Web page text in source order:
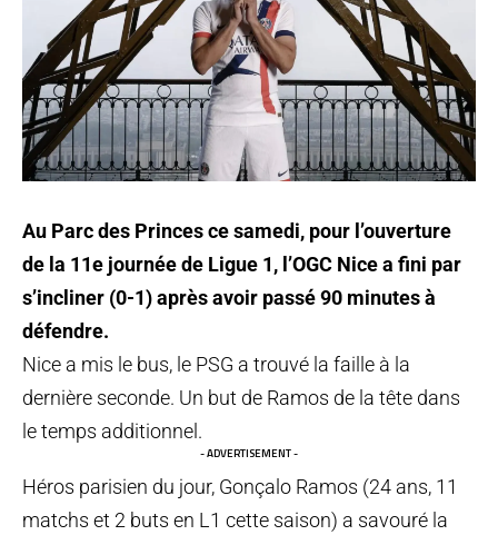
Au Parc des Princes ce samedi, pour l’ouverture
de la 11e journée de Ligue 1, l’OGC Nice a fini par
s’incliner (0-1) après avoir passé 90 minutes à
défendre.
Nice a mis le bus, le PSG a trouvé la faille à la
dernière seconde. Un but de Ramos de la tête dans
le temps additionnel.
- ADVERTISEMENT -
Héros parisien du jour, Gonçalo Ramos (24 ans, 11
matchs et 2 buts en L1 cette saison) a savouré la